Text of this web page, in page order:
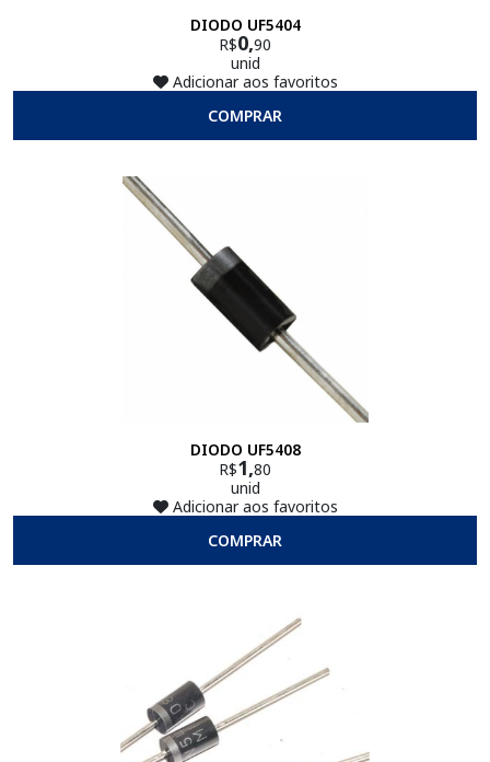
DIODO UF5404
R$0,90
unid
Adicionar aos favoritos
COMPRAR
DIODO UF5408
R$1,80
unid
Adicionar aos favoritos
COMPRAR